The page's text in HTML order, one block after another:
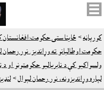
کورپاڼه > ځايناستى حکومت:افغانستان
حکومت اوطالبانو ته وړانديز. نور رحمان
ولسواکيو کې د نابرياليو حکومتونو او
لپاره وړانديزونه، نور رحمان لېوال > لنډيز